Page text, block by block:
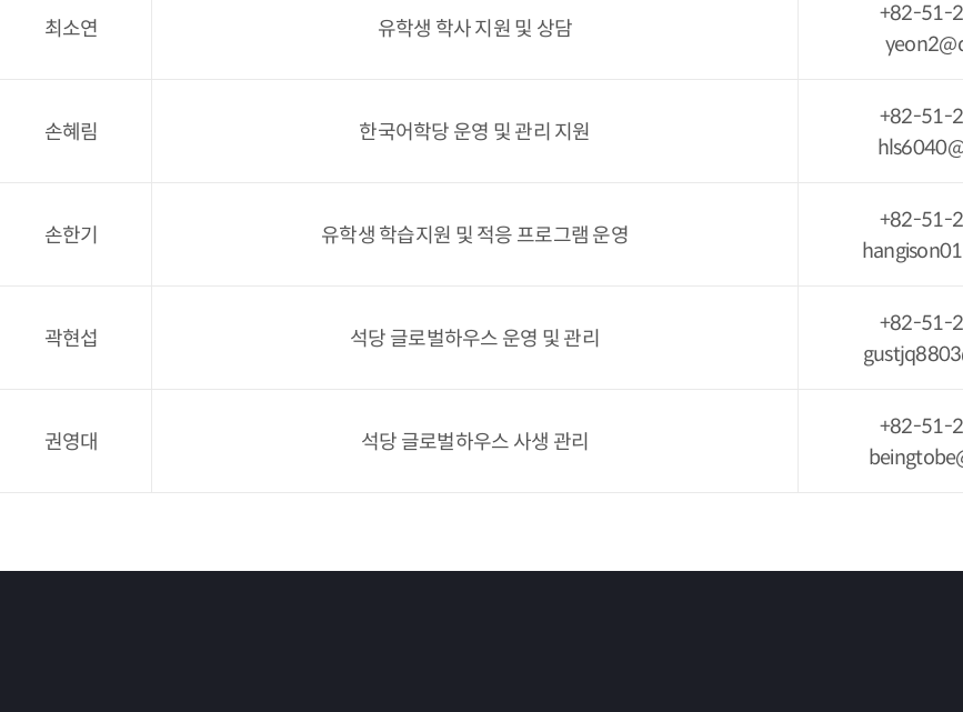
최소연 유학생 학사 지원 및 상담
+82-51-
손혜림 한국어학당 운영 및 관리 지원
+82-51-
손한기 유학생 학습지원 및 적응 프로그램 운영
+82-51-
곽현섭 석당 글로벌하우스 운영 및 관리
+82-51-
권영대 석당 글로벌하우스 사생 관리
+82-51-